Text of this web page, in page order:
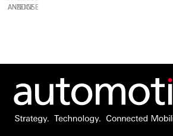
ANZEIGE